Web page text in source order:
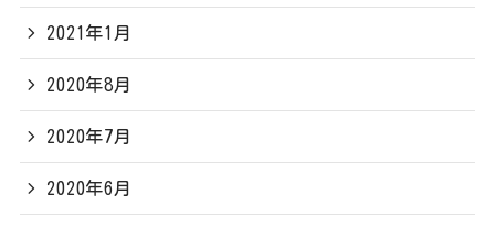
2021年1月
2020年8月
2020年7月
2020年6月